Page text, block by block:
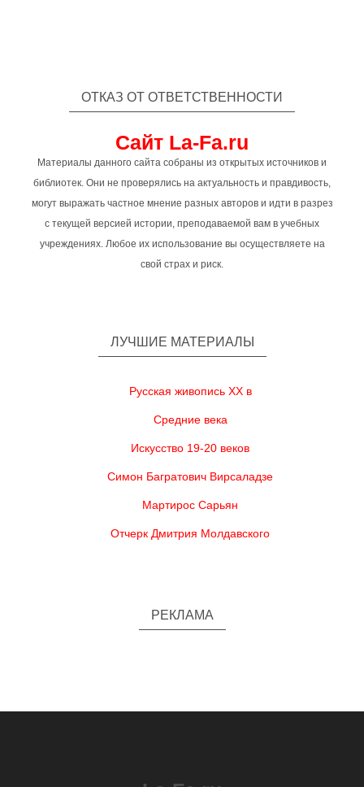
ОТКАЗ ОТ ОТВЕТСТВЕННОСТИ
Сайт La-Fa.ru
Материалы данного сайта собраны из открытых источников и
библиотек. Они не проверялись на актуальность и правдивость,
могут выражать частное мнение разных авторов и идти в разрез
с текущей версией истории, преподаваемой вам в учебных
учреждениях. Любое их использование вы осуществляете на
свой страх и риск.
ЛУЧШИЕ МАТЕРИАЛЫ
Русская живопись XX в
Средние века
Искусство 19-20 веков
Симон Багратович Вирсаладзе
Мартирос Сарьян
Отчерк Дмитрия Молдавского
РЕКЛАМА